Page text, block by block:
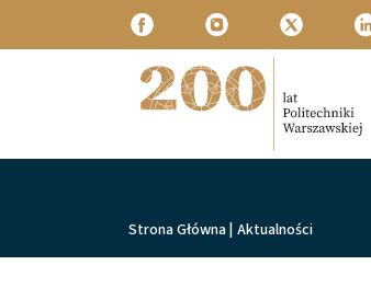
Przejdź do treści
Ścieżka
Strona Główna Aktualności